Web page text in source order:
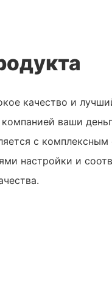
качество и
ваши
с
настройки и